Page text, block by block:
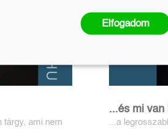
tárgy, ami nem
...és mi van
...a
Elfogadom